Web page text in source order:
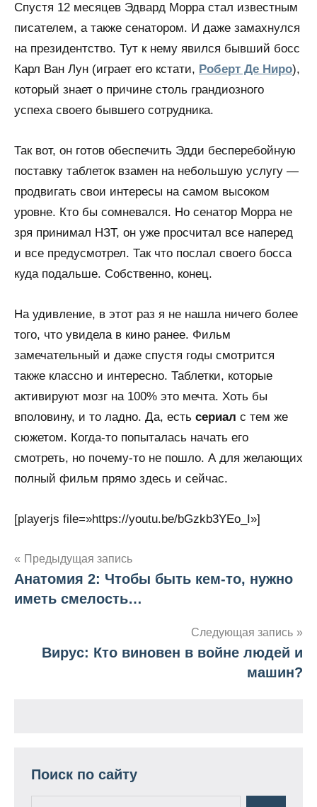
Спустя 12 месяцев Эдвард Морра стал известным
писателем, а также сенатором. И даже замахнулся
на президентство. Тут к нему явился бывший босс
Карл Ван Лун (играет его кстати, Роберт Де Ниро),
который знает о причине столь грандиозного
успеха своего бывшего сотрудника.
Так вот, он готов обеспечить Эдди бесперебойную
поставку таблеток взамен на небольшую услугу —
продвигать свои интересы на самом высоком
уровне. Кто бы сомневался. Но сенатор Морра не
зря принимал НЗТ, он уже просчитал все наперед
и все предусмотрел. Так что послал своего босса
куда подальше. Собственно, конец.
На удивление, в этот раз я не нашла ничего более
того, что увидела в кино ранее. Фильм
замечательный и даже спустя годы смотрится
также классно и интересно. Таблетки, которые
активируют мозг на 100% это мечта. Хоть бы
вполовину, и то ладно. Да, есть сериал с тем же
сюжетом. Когда-то попыталась начать его
смотреть, но почему-то не пошло. А для желающих
полный фильм прямо здесь и сейчас.
[playerjs file=»https://youtu.be/bGzkb3YEo_I»]
Навигация
по
Предыдущая запись
Анатомия 2: Чтобы быть кем-то, нужно
иметь смелость…
Следующая запись
Вирус: Кто виновен в войне людей и
машин?
Поиск по сайту